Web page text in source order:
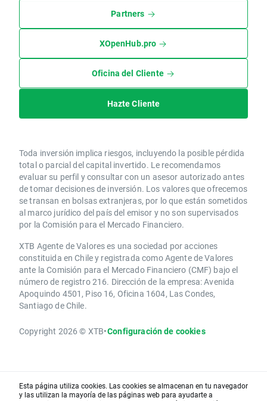
Partners
XOpenHub.pro
Oficina del Cliente
Hazte Cliente
Toda inversión implica riesgos, incluyendo la posible pérdida
total o parcial del capital invertido. Le recomendamos
evaluar su perfil y consultar con un asesor autorizado antes
de tomar decisiones de inversión. Los valores que ofrecemos
se transan en bolsas extranjeras, por lo que están sometidos
al marco jurídico del país del emisor y no son supervisados
por la Comisión para el Mercado Financiero.
XTB Agente de Valores es una sociedad por acciones
constituida en Chile y registrada como Agente de Valores
ante la Comisión para el Mercado Financiero (CMF) bajo el
número de registro 216. Dirección de la empresa: Avenida
Apoquindo 4501, Piso 16, Oficina 1604, Las Condes,
Santiago de Chile.
Copyright 2026 © XTB•Configuración de cookies
Esta página utiliza cookies. Las cookies se almacenan en tu navegador
y las utilizan la mayoría de las páginas web para ayudarte a